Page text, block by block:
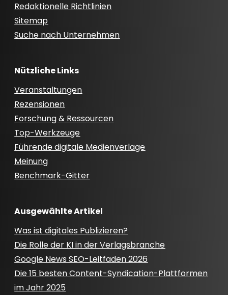
Redaktionelle Richtlinien
Sitemap
Suche nach Unternehmen
Nützliche Links
Veranstaltungen
Rezensionen
Forschung & Ressourcen
Top-Werkzeuge
Führende digitale Medienverlage
Meinung
Benchmark-Gitter
Ausgewählte Artikel
Was ist digitales Publizieren?
Die Rolle der KI in der Verlagsbranche
Google News SEO-Leitfaden 2026
Die 15 besten Content-Syndication-Plattformen
im Jahr 2025